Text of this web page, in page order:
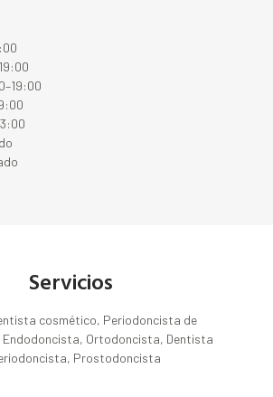
Servicios
cosmético, Periodoncista de
Ortodoncista, Dentista
Prostodoncista